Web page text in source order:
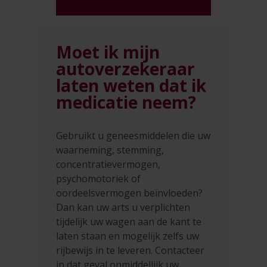
Moet ik mijn
autoverzekeraar
laten weten dat ik
medicatie neem?
Gebruikt u geneesmiddelen die uw
waarneming, stemming,
concentratievermogen,
psychomotoriek of
oordeelsvermogen beïnvloeden?
Dan kan uw arts u verplichten
tijdelijk uw wagen aan de kant te
laten staan en mogelijk zelfs uw
rijbewijs in te leveren. Contacteer